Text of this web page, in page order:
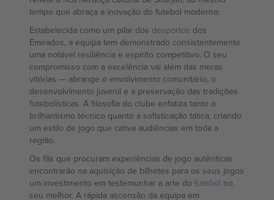
tempo que abraça a inovação do futebol moderno.
Estabelecida como um pilar dos desportos dos
Emirados, a equipa tem demonstrado consistentemente
uma notável resiliência e espírito competitivo. O seu
compromisso com a excelência vai além das meras
vitórias — abrange o envolvimento comunitário, o
desenvolvimento juvenil e a preservação das tradições
futebolísticas. A filosofia do clube enfatiza tanto o
brilhantismo técnico quanto a sofisticação tática, criando
um estilo de jogo que cativa audiências em toda a
região.
Os fãs que procuram experiências de jogo autênticas
encontrarão na aquisição de bilhetes para os seus jogos
um investimento em testemunhar a arte do futebol no
seu melhor. A rápida ascensão da equipa em